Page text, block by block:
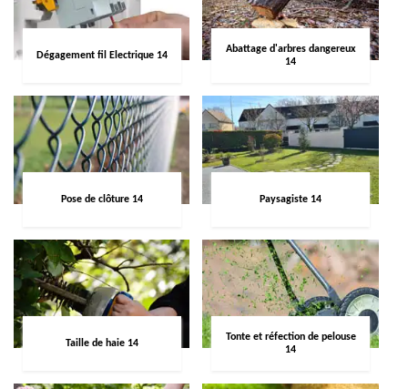
Dégagement fil Electrique 14
Abattage d'arbres dangereux
14
Pose de clôture 14 Paysagiste 14
Taille de haie 14
Tonte et réfection de pelouse
14